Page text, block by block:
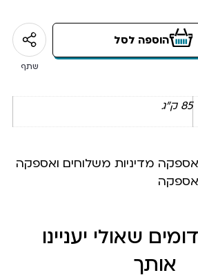
הוספה לסל
שתף
85 ק"ג
מדיניות משלוחים ואספקה
שאולי יעניינו
אותך